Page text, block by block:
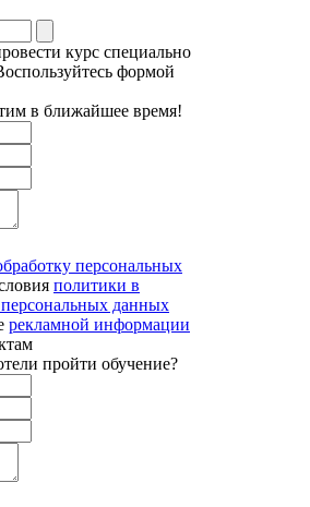
курс специально
формой
в ближайшее время!
персональных
политики в
данных
рекламной информации
пройти обучение?